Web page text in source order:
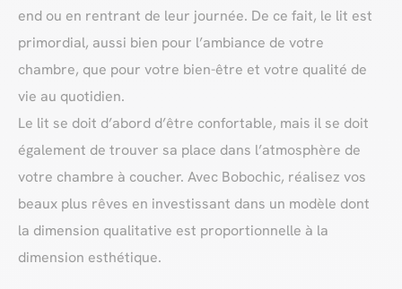
end ou en rentrant de leur journée. De ce fait, le lit est
primordial, aussi bien pour l’ambiance de votre
chambre, que pour votre bien-être et votre qualité de
vie au quotidien.
Le lit se doit d’abord d’être confortable, mais il se doit
également de trouver sa place dans l’atmosphère de
votre chambre à coucher. Avec Bobochic, réalisez vos
beaux plus rêves en investissant dans un modèle dont
la dimension qualitative est proportionnelle à la
dimension esthétique.